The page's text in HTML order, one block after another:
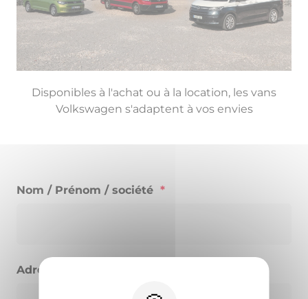
Disponibles à l'achat ou à la location, les vans
Volkswagen s'adaptent à vos envies
Nom / Prénom / société *
Adresse email